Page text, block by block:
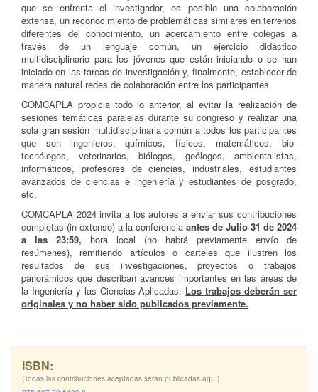
que se enfrenta el investigador, es posible una colaboración
extensa, un reconocimiento de problemáticas similares en terrenos
diferentes del conocimiento, un acercamiento entre colegas a
través de un lenguaje común, un ejercicio didáctico
multidisciplinario para los jóvenes que están iniciando o se han
iniciado en las tareas de investigación y, finalmente, establecer de
manera natural redes de colaboración entre los participantes.
COMCAPLA propicia todo lo anterior, al evitar la realización de
sesiones temáticas paralelas durante su congreso y realizar una
sola gran sesión multidisciplinaria común a todos los participantes
que son ingenieros, químicos, físicos, matemáticos, bio-
tecnólogos, veterinarios, biólogos, geólogos, ambientalistas,
informáticos, profesores de ciencias, industriales, estudiantes
avanzados de ciencias e ingeniería y estudiantes de posgrado,
etc.
COMCAPLA 2024 invita a los autores a enviar sus contribuciones
completas (in extenso) a la conferencia antes de Julio 31 de 2024
a las 23:59, hora local (no habrá previamente envío de
resúmenes), remitiendo artículos o carteles que ilustren los
resultados de sus investigaciones, proyectos o trabajos
panorámicos que describan avances importantes en las áreas de
la Ingeniería y las Ciencias Aplicadas. Los trabajos deberán ser
originales y no haber sido publicados previamente.
ISBN:
(Todas las contribuciones aceptadas serán publicadas aquí)